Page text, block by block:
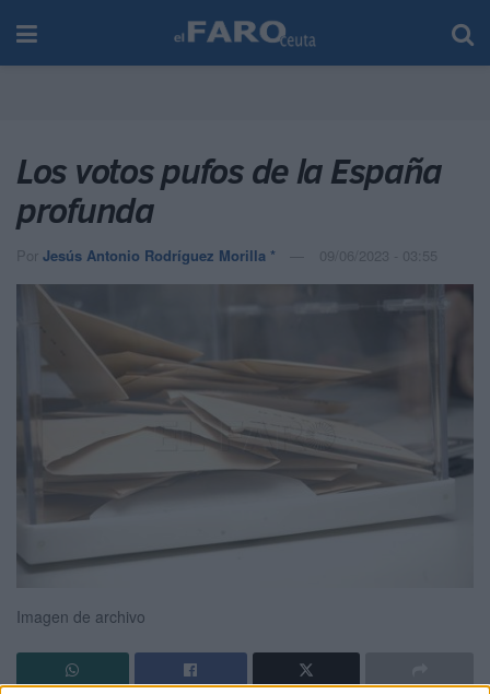
Los votos pufos de la España
profunda
Por Jesús Antonio Rodríguez Morilla * 09/06/2023 - 03:55
Imagen de archivo